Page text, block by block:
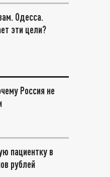
Одесса.
эти цели?
Россия не
пациентку в
рублей